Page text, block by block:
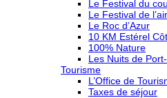
Le Festival du
Le Festival de l’air
Le Roc d’Azur
10 KM Estérel
100% Nature
Les Nuits de
Tourisme
L’Office de
Taxes de séjour